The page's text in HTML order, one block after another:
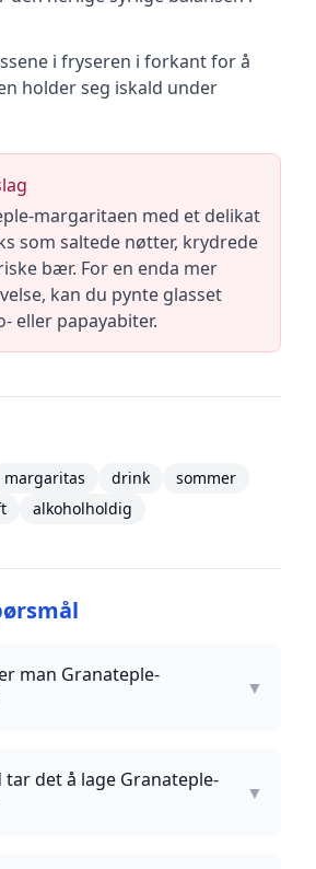
i fryseren i forkant for å
holder seg iskald under
margaritaen med et delikat
som saltede nøtter, krydrede
bær. For en enda mer
kan du pynte glasset
eller papayabiter.
margaritas drink
sommer
alkoholholdig
man Granateple-
▼
det å lage Granateple-
▼